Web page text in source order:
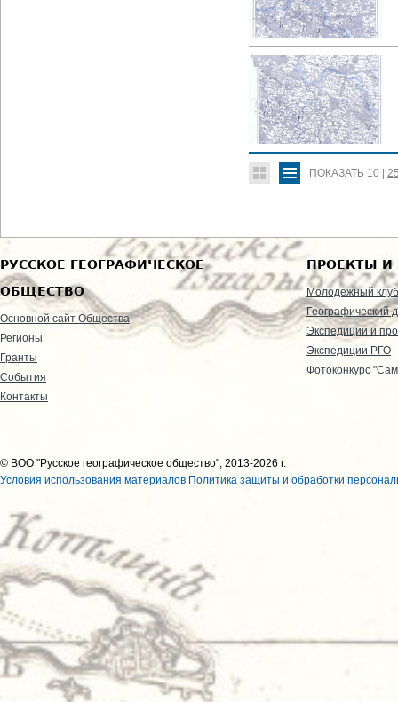
ПОКАЗАТЬ 10
РУССКОЕ ГЕОГРАФИЧЕСКОЕ
ОБЩЕСТВО
Основной сайт Общества
Регионы
Гранты
События
Контакты
ПРОЕКТЫ И
Молодежный клуб
Географический
Экспедиции и
Экспедиции РГО
Фотоконкурс
© ВОО "Русское географическое общество", 2013-2026 г.
Условия использования материалов Политика защиты и обработки